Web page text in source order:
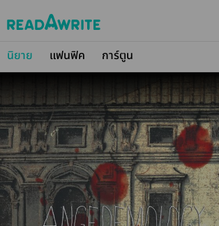
นิยาย แฟนฟิค การ์ตูน